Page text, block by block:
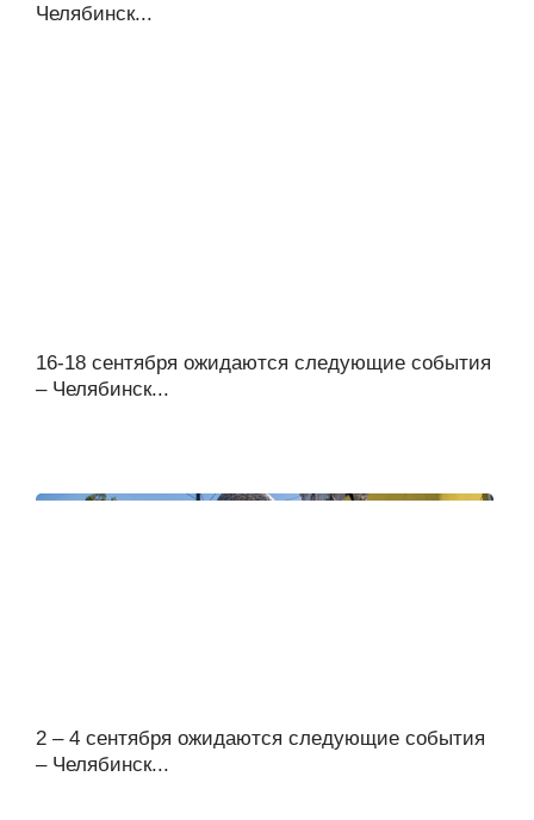
Челябинск...
16-18 сентября ожидаются следующие события
– Челябинск...
2 – 4 сентября ожидаются следующие события
– Челябинск...